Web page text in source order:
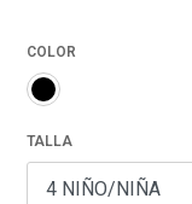
COLOR
TALLA